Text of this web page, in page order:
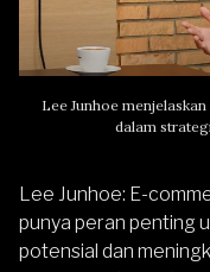
Lee Junhoe
dalam
Lee Junhoe: E-
punya peran penting
potensial dan